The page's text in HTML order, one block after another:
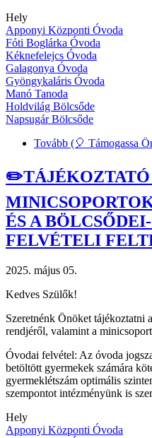
Hely
Apponyi Központi Óvoda
Fóti Boglárka Óvoda
Kéknefelejcs Óvoda
Galagonya Óvoda
Gyöngykaláris Óvoda
Manó Tanoda
Holdvilág Bölcsőde
Napsugár Bölcsőde
Tovább (🎈 Támogassa
✏️TÁJÉKOZTATÓ
ÉS A
FELVÉTELI
2025. május 05.
Kedves Szülők!
Szeretnénk Önöket tájékoztatni
rendjéről, valamint a
Óvodai felvétel: Az óvoda
betöltött gyermekek számára
gyermeklétszám optimális
szempontot intézményünk is
Hely
Apponyi Központi Óvoda